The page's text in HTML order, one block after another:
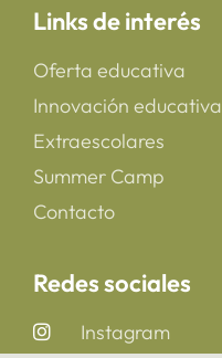
Links de interés
Oferta educativa
Innovación educativa
Extraescolares
Summer Camp
Contacto
Redes sociales
Instagram